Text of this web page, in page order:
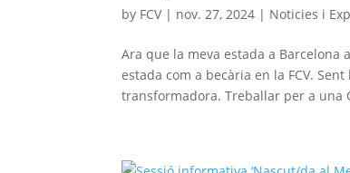
by FCV | nov. 27, 2024 | Noticies i
Ara que la meva estada a
estada com a becària en la FCV.
transformadora. Treballar per a una